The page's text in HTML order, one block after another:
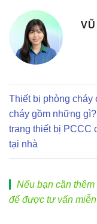
Thiết bị phòng cháy
cháy gồm những
trang thiết bị PCCC
tại nhà
Nếu bạn cần
để được tư vấn